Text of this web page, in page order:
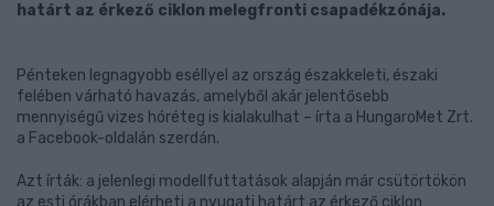
határt az érkező ciklon melegfronti csapadékzónája.
Pénteken legnagyobb eséllyel az ország északkeleti, északi
felében várható havazás, amelyből akár jelentősebb
mennyiségű vizes hóréteg is kialakulhat – írta a HungaroMet Zrt.
a Facebook-oldalán szerdán.
Azt írták: a jelenlegi modellfuttatások alapján már csütörtökön
az esti órákban elérheti a nyugati határt az érkező ciklon